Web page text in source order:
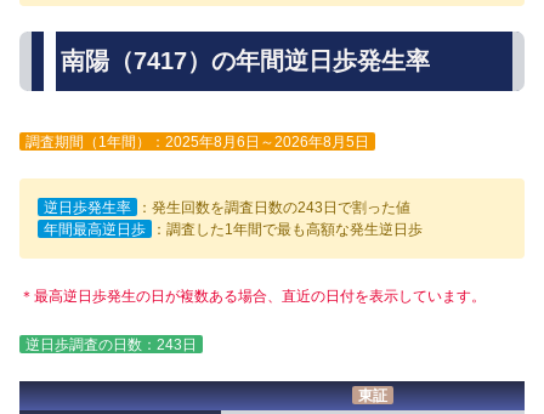
南陽（7417）の年間逆日歩発生率
調査期間（1年間）：2025年8月6日～2026年8月5日
逆日歩発生率
：発生回数を調査日数の243日で割った値
年間最高逆日歩
：調査した1年間で最も高額な発生逆日歩
＊最高逆日歩発生の日が複数ある場合、直近の日付を表示しています。
逆日歩調査の日数：243日
東証